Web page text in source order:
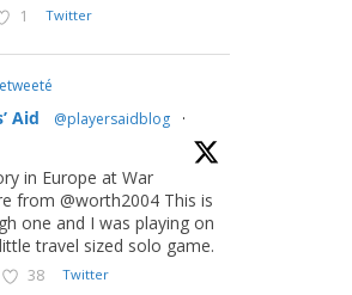
1 Twitter
Aid @playersaidblog
·
in Europe at War
from @worth2004 This is
one and I was playing on
travel sized solo game.
38 Twitter